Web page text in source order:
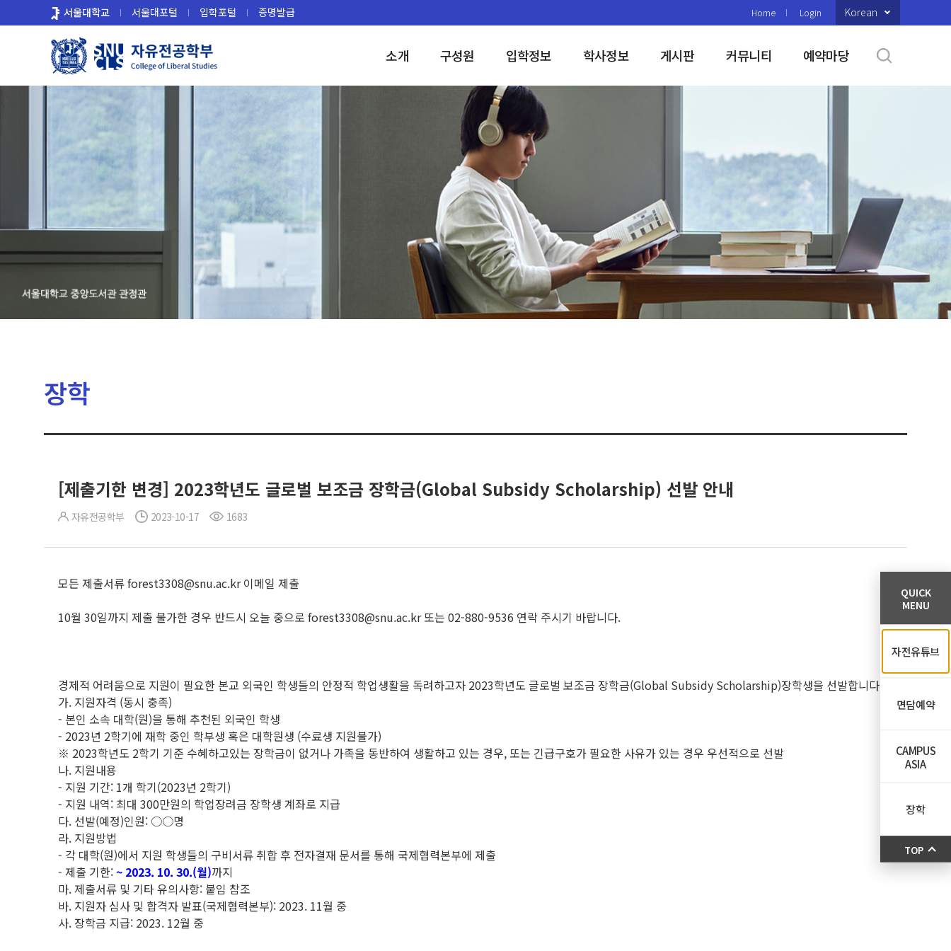
로
서울대학교 서울대포털 입학포털 증명발급 Home Login Korean
소개 구성원 입학정보 학사정보 게시판 커뮤니티 예약마당
장학
[제출기한 변경] 2023학년도 글로벌 보조금 장학금(Global Subsidy Scholarship) 선발 안내
자유전공학부 2023-10-17 1683
모든 제출서류 forest3308@snu.ac.kr 이메일 제출
10월 30일까지 제출 불가한 경우 반드시 오늘 중으로 forest3308@snu.ac.kr 또는 02-880-9536 연락 주시기 바랍니다.
경제적 어려움으로 지원이 필요한 본교 외국인 학생들의 안정적 학업생활을 독려하고자 2023학년도 글로벌 보조금 장학금(Global Subsidy Scholarship)장학생을 선발합니다.
가. 지원자격 (동시 충족)
- 본인 소속 대학(원)을 통해 추천된 외국인 학생
- 2023년 2학기에 재학 중인 학부생 혹은 대학원생 (수료생 지원불가)
※ 2023학년도 2학기 기준 수혜하고있는 장학금이 없거나 가족을 동반하여 생활하고 있는 경우, 또는 긴급구호가 필요한 사유가 있는 경우 우선적으로 선발
나. 지원내용
- 지원 기간: 1개 학기(2023년 2학기)
- 지원 내역: 최대 300만원의 학업장려금 장학생 계좌로 지급
다. 선발(예정)인원: ○○명
라. 지원방법
- 각 대학(원)에서 지원 학생들의 구비서류 취합 후 전자결재 문서를 통해 국제협력본부에 제출
- 제출 기한:~ 2023. 10. 30.(월)까지
마. 제출서류 및 기타 유의사항: 붙임 참조
바. 지원자 심사 및 합격자 발표(국제협력본부): 2023. 11월 중
사. 장학금 지급: 2023. 12월 중
QUICK
MENU
자전유튜브
면담예약
CAMPUS
ASIA
장학
TOP